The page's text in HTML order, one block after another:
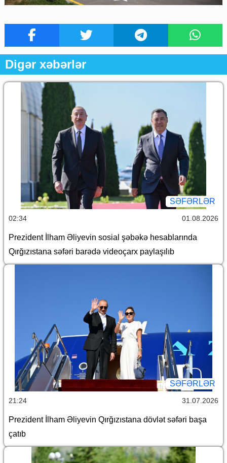
Digər xəbərlər
SƏFƏRLƏR
02:34 01.08.2026
Prezident İlham Əliyevin sosial şəbəkə hesablarında
Qırğızıstana səfəri barədə videoçarx paylaşılıb
SƏFƏRLƏR
21:24 31.07.2026
Prezident İlham Əliyevin Qırğızıstana dövlət səfəri başa
çatıb